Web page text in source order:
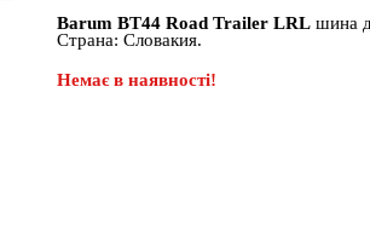
Barum BT44 Road Trailer LRL шина
Страна: Словакия.
Немає в наявності!